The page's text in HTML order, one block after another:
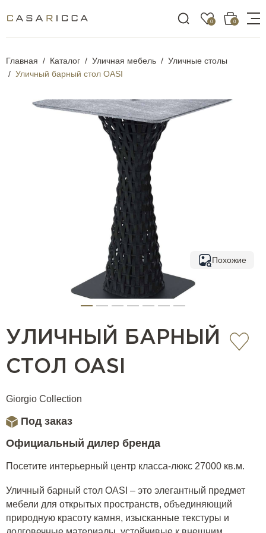
0 0
Главная Каталог Уличная мебель
Уличные столы
Уличный барный стол OASI
Похожие
УЛИЧНЫЙ БАРНЫЙ
СТОЛ OASI
Giorgio Collection
Под заказ
Официальный дилер бренда
Посетите интерьерный центр класса-люкс 27000 кв.м.
Уличный барный стол OASI – это элегантный предмет
мебели для открытых пространств, объединяющий
природную красоту камня, изысканные текстуры и